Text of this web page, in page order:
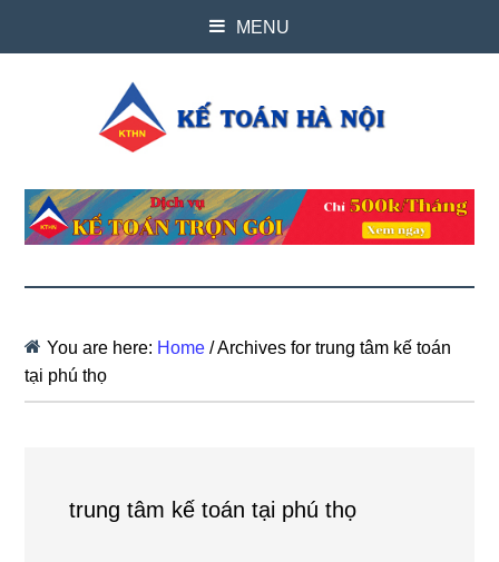
MENU
You are here: Home /Archives for trung tâm kế toán
tại phú thọ
trung tâm kế toán tại phú thọ